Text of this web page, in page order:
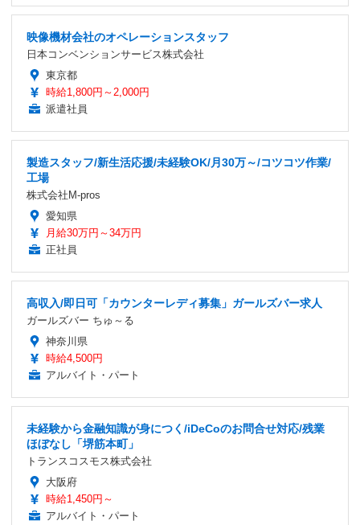
映像機材会社のオペレーションスタッフ
日本コンベンションサービス株式会社
東京都
時給1,800円～2,000円
派遣社員
製造スタッフ/新生活応援/未経験OK/月30万～/コツコツ作業/
工場
株式会社M-pros
愛知県
月給30万円～34万円
正社員
高収入/即日可「カウンターレディ募集」ガールズバー求人
ガールズバー ちゅ～る
神奈川県
時給4,500円
アルバイト・パート
未経験から金融知識が身につく/iDeCoのお問合せ対応/残業
ほぼなし「堺筋本町」
トランスコスモス株式会社
大阪府
時給1,450円～
アルバイト・パート